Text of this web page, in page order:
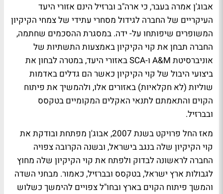
אבוג'ן אמרה בעבר, כי ארה"ב וברזיל הינם אזורי היעד
העיקריים של החברה לגידול מסחרי עתידי של צמחי הקיקיון
המשופרים שיפותחו על- ידה. במסגרת ההסכמים שחתמה,
החברה תבחן את קוי הקיקיון באמצעות התשתיות של
אוניברסיטת A&M ו-SCA באזורי היעד, במטרה לבחון את
ביצועי היבול של קוי הקיקיון כאשר הם גדלים באדמות
שוליות (לא חקלאיות) באזורים אלו, ולהמשיך את פיתוח
הקוים והתאמתם לתנאי האקלים המקומיים בטקסס
ובברזיל.
מאז החל פרויקט בשנת 2007, אבוג'ן מפתחת ובודקת את
קוי הקיקיון שלה בנגב בישראל, ובשנה הקרובה צפויה
החברה לראשונה לבדוק ולפתח את קוי הקיקיון שלה מחוץ
לגבולות ארץ ישראל, בטקסס ובברזיל, כאמור. מבחני השדה
והמשך פיתוח הקוים בארץ ובחו"ל צפויים להימשך כשלוש